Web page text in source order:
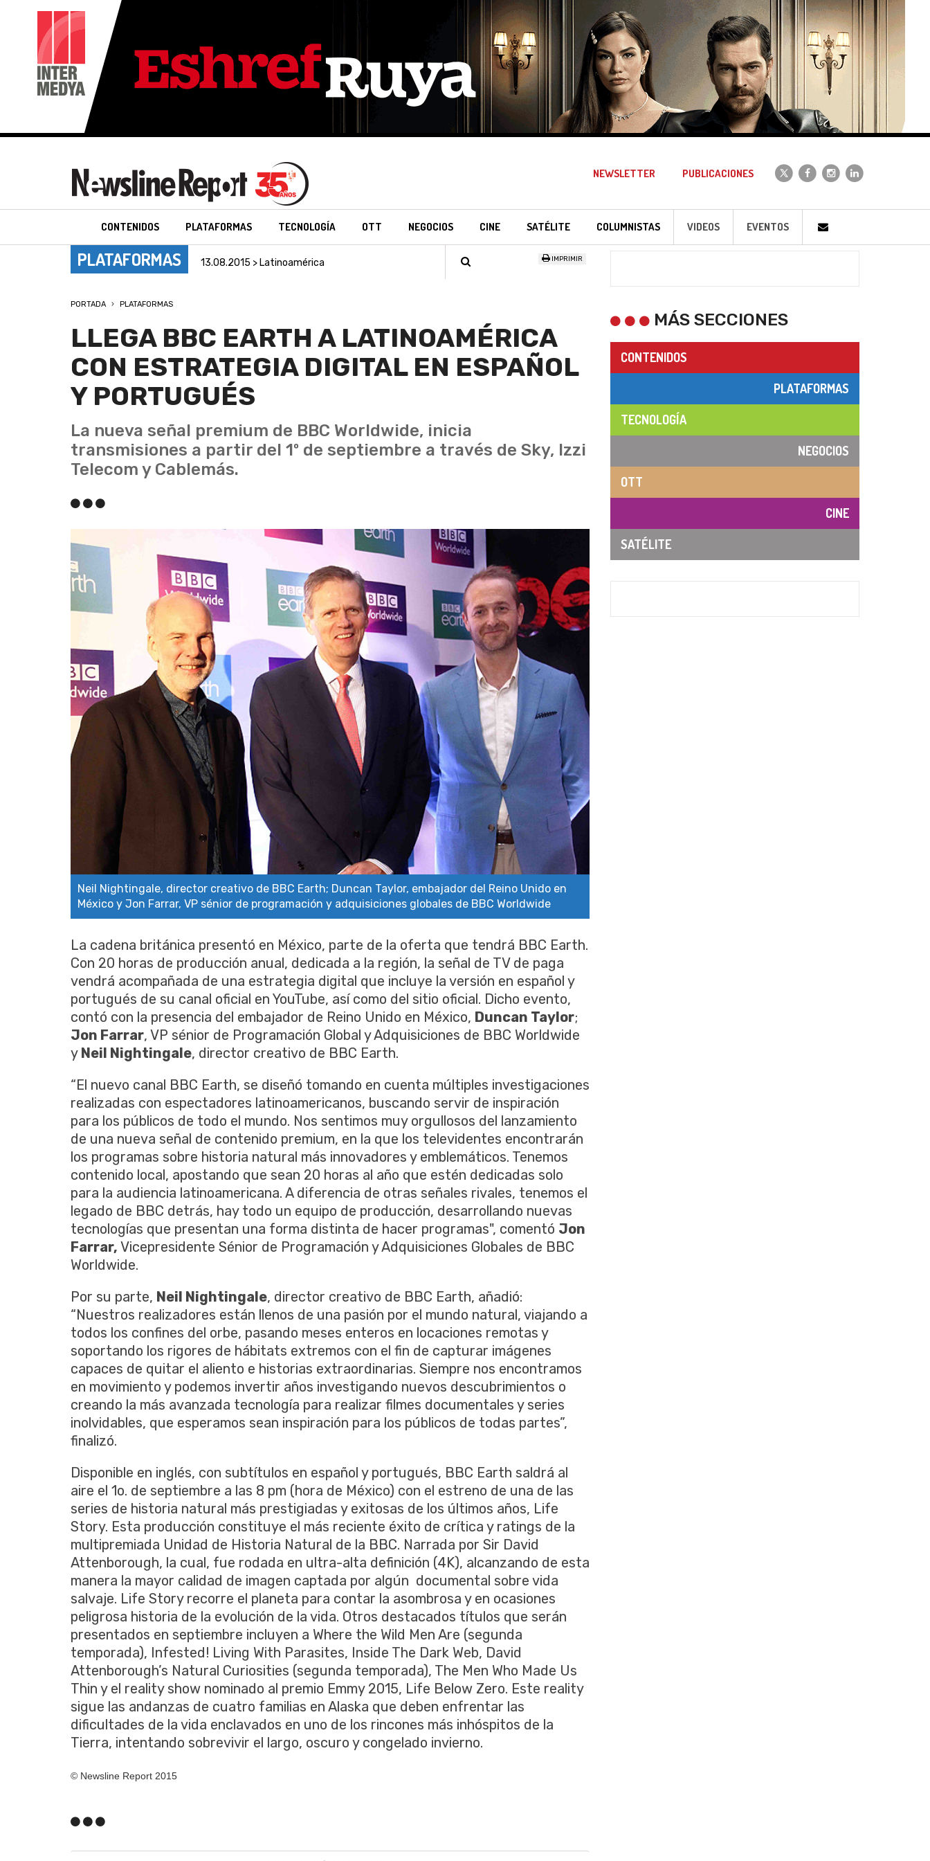
NEWSLETTER PUBLICACIONES
CONTENIDOS PLATAFORMAS TECNOLOGÍA OTT NEGOCIOS CINE SATÉLITE COLUMNISTAS VIDEOS EVENTOS
PLATAFORMAS 13.08.2015 > Latinoamérica IMPRIMIR
PORTADA PLATAFORMAS
LLEGA BBC EARTH A LATINOAMÉRICA
CON ESTRATEGIA DIGITAL EN ESPAÑOL
Y PORTUGUÉS
La nueva señal premium de BBC Worldwide, inicia
transmisiones a partir del 1º de septiembre a través de Sky, Izzi
Telecom y Cablemás.
Neil Nightingale, director creativo de BBC Earth; Duncan Taylor, embajador del Reino Unido en
México y Jon Farrar, VP sénior de programación y adquisiciones globales de BBC Worldwide
La cadena británica presentó en México, parte de la oferta que tendrá BBC Earth.
Con 20 horas de producción anual, dedicada a la región, la señal de TV de paga
vendrá acompañada de una estrategia digital que incluye la versión en español y
portugués de su canal oficial en YouTube, así como del sitio oficial. Dicho evento,
contó con la presencia del embajador de Reino Unido en México, Duncan Taylor;
Jon Farrar, VP sénior de Programación Global y Adquisiciones de BBC Worldwide
y Neil Nightingale, director creativo de BBC Earth.
“El nuevo canal BBC Earth, se diseñó tomando en cuenta múltiples investigaciones
realizadas con espectadores latinoamericanos, buscando servir de inspiración
para los públicos de todo el mundo. Nos sentimos muy orgullosos del lanzamiento
de una nueva señal de contenido premium, en la que los televidentes encontrarán
los programas sobre historia natural más innovadores y emblemáticos. Tenemos
contenido local, apostando que sean 20 horas al año que estén dedicadas solo
para la audiencia latinoamericana. A diferencia de otras señales rivales, tenemos el
legado de BBC detrás, hay todo un equipo de producción, desarrollando nuevas
tecnologías que presentan una forma distinta de hacer programas", comentó Jon
Farrar, Vicepresidente Sénior de Programación y Adquisiciones Globales de BBC
Worldwide.
Por su parte, Neil Nightingale, director creativo de BBC Earth, añadió:
“Nuestros realizadores están llenos de una pasión por el mundo natural, viajando a
todos los confines del orbe, pasando meses enteros en locaciones remotas y
soportando los rigores de hábitats extremos con el fin de capturar imágenes
capaces de quitar el aliento e historias extraordinarias. Siempre nos encontramos
en movimiento y podemos invertir años investigando nuevos descubrimientos o
creando la más avanzada tecnología para realizar filmes documentales y series
inolvidables, que esperamos sean inspiración para los públicos de todas partes”,
finalizó.
Disponible en inglés, con subtítulos en español y portugués, BBC Earth saldrá al
aire el 1o. de septiembre a las 8 pm (hora de México) con el estreno de una de las
series de historia natural más prestigiadas y exitosas de los últimos años, Life
Story. Esta producción constituye el más reciente éxito de crítica y ratings de la
multipremiada Unidad de Historia Natural de la BBC. Narrada por Sir David
Attenborough, la cual, fue rodada en ultra-alta definición (4K), alcanzando de esta
manera la mayor calidad de imagen captada por algún documental sobre vida
salvaje. Life Story recorre el planeta para contar la asombrosa y en ocasiones
peligrosa historia de la evolución de la vida. Otros destacados títulos que serán
presentados en septiembre incluyen a Where the Wild Men Are (segunda
temporada), Infested! Living With Parasites, Inside The Dark Web, David
Attenborough’s Natural Curiosities (segunda temporada), The Men Who Made Us
Thin y el reality show nominado al premio Emmy 2015, Life Below Zero. Este reality
sigue las andanzas de cuatro familias en Alaska que deben enfrentar las
dificultades de la vida enclavados en uno de los rincones más inhóspitos de la
Tierra, intentando sobrevivir el largo, oscuro y congelado invierno.
© Newsline Report 2015
MÁS SECCIONES
CONTENIDOS
PLATAFORMAS
TECNOLOGÍA
NEGOCIOS
OTT
CINE
SATÉLITE